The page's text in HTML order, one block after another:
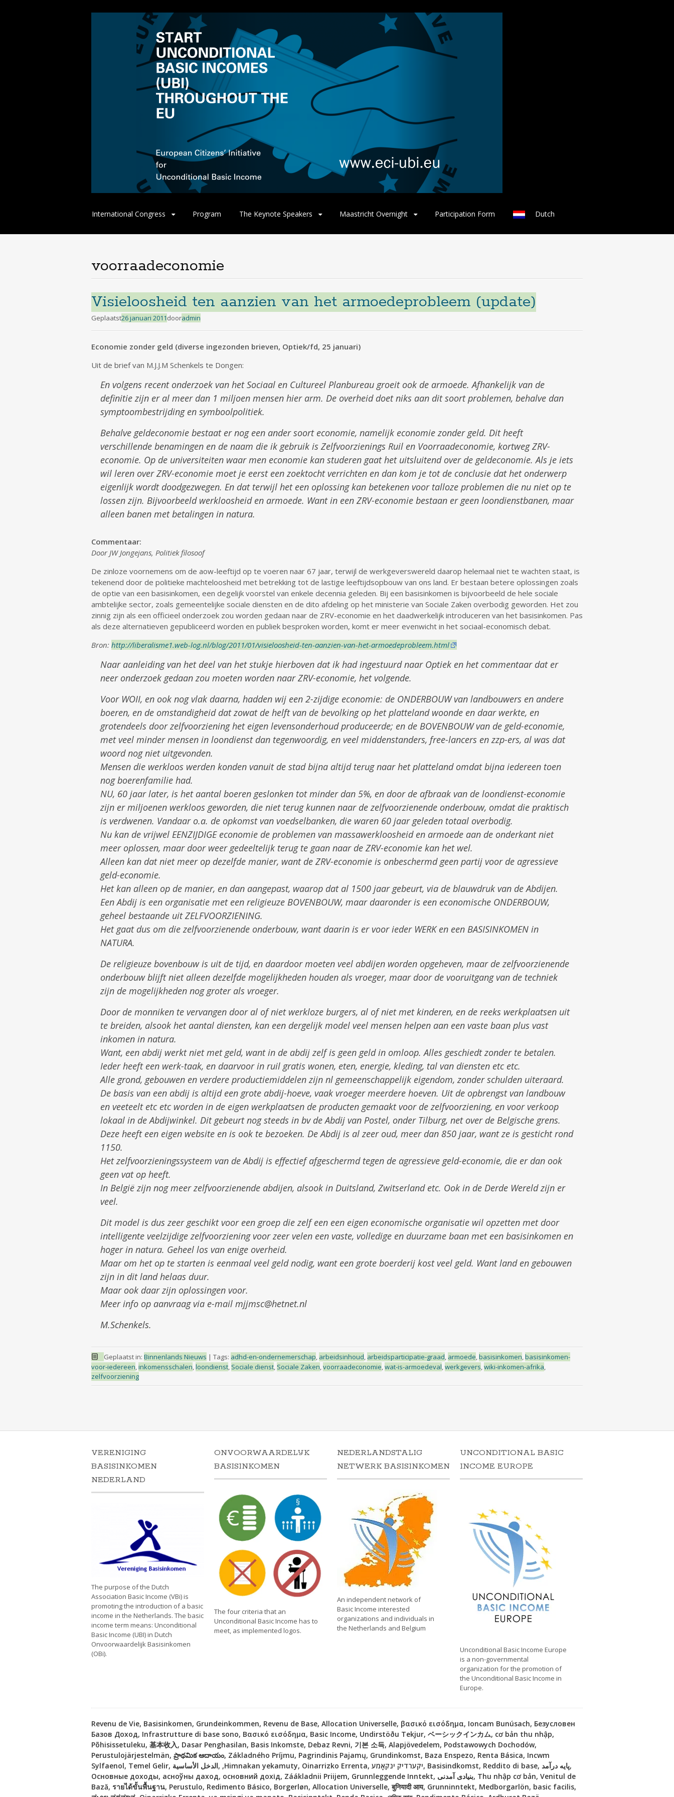
Spring
de
International Congress Program The Keynote Speakers Maastricht Overnight Participation Form Dutch
voorraadeconomie
Visieloosheid ten aanzien van het armoedeprobleem (update)
Geplaatst26 januari 2011dooradmin
Economie zonder geld (diverse ingezonden brieven, Optiek/fd, 25 januari)
Uit de brief van M.J.J.M Schenkels te Dongen:
En volgens recent onderzoek van het Sociaal en Cultureel Planbureau groeit ook de armoede. Afhankelijk van de
definitie zijn er al meer dan 1 miljoen mensen hier arm. De overheid doet niks aan dit soort problemen, behalve dan
symptoombestrijding en symboolpolitiek.
Behalve geldeconomie bestaat er nog een ander soort economie, namelijk economie zonder geld. Dit heeft
verschillende benamingen en de naam die ik gebruik is Zelfvoorzienings Ruil en Voorraadeconomie, kortweg ZRV-
economie. Op de universiteiten waar men economie kan studeren gaat het uitsluitend over de geldeconomie. Als je iets
wil leren over ZRV-economie moet je eerst een zoektocht verrichten en dan kom je tot de conclusie dat het onderwerp
eigenlijk wordt doodgezwegen. En dat terwijl het een oplossing kan betekenen voor talloze problemen die nu niet op te
lossen zijn. Bijvoorbeeld werkloosheid en armoede. Want in een ZRV-economie bestaan er geen loondienstbanen, maar
alleen banen met betalingen in natura.
Commentaar:
Door JW Jongejans, Politiek filosoof
De zinloze voornemens om de aow-leeftijd op te voeren naar 67 jaar, terwijl de werkgeverswereld daarop helemaal niet te wachten staat, is
tekenend door de politieke machteloosheid met betrekking tot de lastige leeftijdsopbouw van ons land. Er bestaan betere oplossingen zoals
de optie van een basisinkomen, een degelijk voorstel van enkele decennia geleden. Bij een basisinkomen is bijvoorbeeld de hele sociale
ambtelijke sector, zoals gemeentelijke sociale diensten en de dito afdeling op het ministerie van Sociale Zaken overbodig geworden. Het zou
zinnig zijn als een officieel onderzoek zou worden gedaan naar de ZRV-economie en het daadwerkelijk introduceren van het basisinkomen. Pas
als deze alternatieven gepubliceerd worden en publiek besproken worden, komt er meer evenwicht in het sociaal-economisch debat.
Bron: http://liberalisme1.web-log.nl/blog/2011/01/visieloosheid-ten-aanzien-van-het-armoedeprobleem.html
Naar aanleiding van het deel van het stukje hierboven dat ik had ingestuurd naar Optiek en het commentaar dat er
neer onderzoek gedaan zou moeten worden naar ZRV-economie, het volgende.
Voor WOII, en ook nog vlak daarna, hadden wij een 2-zijdige economie: de ONDERBOUW van landbouwers en andere
boeren, en de omstandigheid dat zowat de helft van de bevolking op het platteland woonde en daar werkte, en
grotendeels door zelfvoorziening het eigen levensonderhoud produceerde; en de BOVENBOUW van de geld-economie,
met veel minder mensen in loondienst dan tegenwoordig, en veel middenstanders, free-lancers en zzp-ers, al was dat
woord nog niet uitgevonden.
Mensen die werkloos werden konden vanuit de stad bijna altijd terug naar het platteland omdat bijna iedereen toen
nog boerenfamilie had.
NU, 60 jaar later, is het aantal boeren geslonken tot minder dan 5%, en door de afbraak van de loondienst-economie
zijn er miljoenen werkloos geworden, die niet terug kunnen naar de zelfvoorzienende onderbouw, omdat die praktisch
is verdwenen. Vandaar o.a. de opkomst van voedselbanken, die waren 60 jaar geleden totaal overbodig.
Nu kan de vrijwel EENZIJDIGE economie de problemen van massawerkloosheid en armoede aan de onderkant niet
meer oplossen, maar door weer gedeeltelijk terug te gaan naar de ZRV-economie kan het wel.
Alleen kan dat niet meer op dezelfde manier, want de ZRV-economie is onbeschermd geen partij voor de agressieve
geld-economie.
Het kan alleen op de manier, en dan aangepast, waarop dat al 1500 jaar gebeurt, via de blauwdruk van de Abdijen.
Een Abdij is een organisatie met een religieuze BOVENBOUW, maar daaronder is een economische ONDERBOUW,
geheel bestaande uit ZELFVOORZIENING.
Het gaat dus om die zelfvoorzienende onderbouw, want daarin is er voor ieder WERK en een BASISINKOMEN in
NATURA.
De religieuze bovenbouw is uit de tijd, en daardoor moeten veel abdijen worden opgeheven, maar de zelfvoorzienende
onderbouw blijft niet alleen dezelfde mogelijkheden houden als vroeger, maar door de vooruitgang van de techniek
zijn de mogelijkheden nog groter als vroeger.
Door de monniken te vervangen door al of niet werkloze burgers, al of niet met kinderen, en de reeks werkplaatsen uit
te breiden, alsook het aantal diensten, kan een dergelijk model veel mensen helpen aan een vaste baan plus vast
inkomen in natura.
Want, een abdij werkt niet met geld, want in de abdij zelf is geen geld in omloop. Alles geschiedt zonder te betalen.
Ieder heeft een werk-taak, en daarvoor in ruil gratis wonen, eten, energie, kleding, tal van diensten etc etc.
Alle grond, gebouwen en verdere productiemiddelen zijn nl gemeenschappelijk eigendom, zonder schulden uiteraard.
De basis van een abdij is altijd een grote abdij-hoeve, vaak vroeger meerdere hoeven. Uit de opbrengst van landbouw
en veeteelt etc etc worden in de eigen werkplaatsen de producten gemaakt voor de zelfvoorziening, en voor verkoop
lokaal in de Abdijwinkel. Dit gebeurt nog steeds in bv de Abdij van Postel, onder Tilburg, net over de Belgische grens.
Deze heeft een eigen website en is ook te bezoeken. De Abdij is al zeer oud, meer dan 850 jaar, want ze is gesticht rond
1150.
Het zelfvoorzieningssysteem van de Abdij is effectief afgeschermd tegen de agressieve geld-economie, die er dan ook
geen vat op heeft.
In België zijn nog meer zelfvoorzienende abdijen, alsook in Duitsland, Zwitserland etc. Ook in de Derde Wereld zijn er
veel.
Dit model is dus zeer geschikt voor een groep die zelf een een eigen economische organisatie wil opzetten met door
intelligente veelzijdige zelfvoorziening voor zeer velen een vaste, volledige en duurzame baan met een basisinkomen en
hoger in natura. Geheel los van enige overheid.
Maar om het op te starten is eenmaal veel geld nodig, want een grote boerderij kost veel geld. Want land en gebouwen
zijn in dit land helaas duur.
Maar ook daar zijn oplossingen voor.
Meer info op aanvraag via e-mail mjjmsc@hetnet.nl
M.Schenkels.
Geplaatst in: Binnenlands Nieuws | Tags: adhd-en-ondernemerschap, arbeidsinhoud, arbeidsparticipatie-graad, armoede,basisinkomen,basisinkomen-
voor-iedereen,inkomensschalen,loondienst, Sociale dienst, Sociale Zaken,voorraadeconomie,wat-is-armoedeval,werkgevers,wiki-inkomen-afrika,
zelfvoorziening
VERENIGING
BASISINKOMEN
NEDERLAND
The purpose of the Dutch
Association Basic Income (VBi) is
promoting the introduction of a basic
income in the Netherlands. The basic
income term means: Unconditional
Basic Income (UBI) in Dutch
Onvoorwaardelijk Basisinkomen
(OBi).
ONVOORWAARDELIJK
BASISINKOMEN
The four criteria that an
Unconditional Basic Income has to
meet, as implemented logos.
NEDERLANDSTALIG
NETWERK BASISINKOMEN
An independent network of
Basic Income interested
organizations and individuals in
the Netherlands and Belgium
UNCONDITIONAL BASIC
INCOME EUROPE
Unconditional Basic Income Europe
is a non-governmental
organization for the promotion of
the Unconditional Basic Income in
Europe.
Revenu de Vie, Basisinkomen, Grundeinkommen, Revenu de Base, Allocation Universelle, βασικό εισόδημα, Ioncam Bunúsach, Безусловен
Базов Доход, Infrastrutture di base sono, Βασικό εισόδημα, Basic Income, Undirstöðu Tekjur, ベーシックインカム, cơ bản thu nhập,
Põhisissetuleku, 基本收入, Dasar Penghasilan, Basis Inkomste, Debaz Revni, 기본 소득, Alapjövedelem, Podstawowych Dochodów,
Perustulojärjestelmän, ప్రాథమిక ఆదాయం, Základného Príjmu, Pagrindinis Pajamų, Grundinkomst, Baza Enspezo, Renta Básica, Incwm
Sylfaenol, Temel Gelir, الدخل الأساسية, ,Himnakan yekamuty, Oinarrizko Errenta, יקערדיק ינקאָמע, Basisindkomst, Reddito di base, پایه درآمد,
Основные доходы, асноўны даход, основний дохід, Záákladnii Priijem, Grunnleggende Inntekt, بنیادی آمدنی, Thu nhập cơ bản, Venitul de
Bază, รายได้ขั้นพื้นฐาน, Perustulo, Redimento Básico, Borgerløn, Allocation Universelle, बुनियादी आय, Grunninntekt, Medborgarlön, basic facilis,